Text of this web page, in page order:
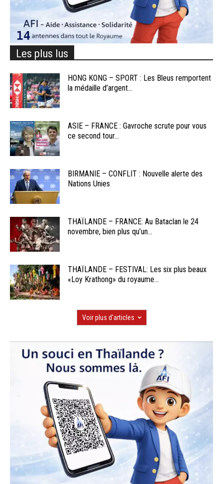
Les plus lus
HONG KONG – SPORT : Les Bleus remportent
la médaille d’argent...
ASIE – FRANCE : Gavroche scrute pour vous
ce second tour...
BIRMANIE – CONFLIT : Nouvelle alerte des
Nations Unies
THAÏLANDE – FRANCE: Au Bataclan le 24
novembre, bien plus qu’un...
THAÏLANDE – FESTIVAL: Les six plus beaux
«Loy Krathong» du royaume...
Voir plus d'articles